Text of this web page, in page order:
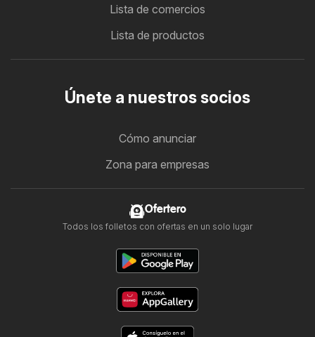
Lista de comercios
Lista de productos
Únete a nuestros socios
Cómo anunciar
Zona para empresas
Ofertero
Todos los folletos con ofertas en un solo lugar